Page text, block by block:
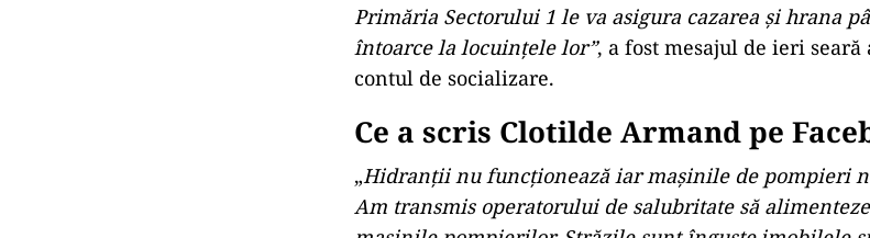
Primăria Sectorului 1 le va asigura cazarea și hrana
întoarce la locuințele lor”, a fost mesajul de ieri seară
contul de socializare.
Ce a scris Clotilde Armand pe
„Hidranții nu funcționează iar mașinile de pompieri
Am transmis operatorului de salubritate să